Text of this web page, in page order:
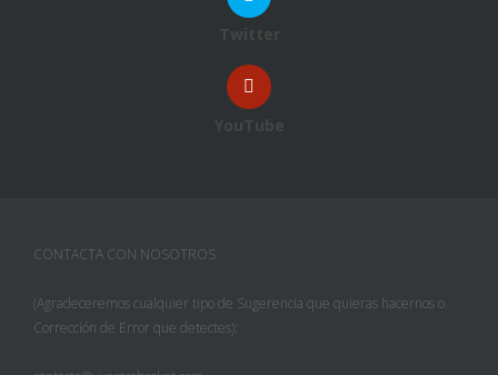
Twitter
YouTube
CONTACTA CON NOSOTROS
(Agradeceremos cualquier tipo de Sugerencia que quieras hacernos o
Corrección de Error que detectes):